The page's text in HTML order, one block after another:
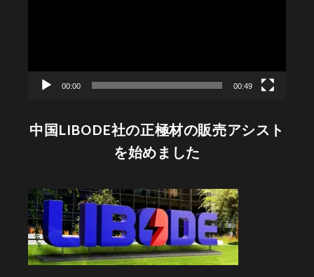
00:00 00:49
中国LIBODE社の正極材の販売アシスト
を始めました